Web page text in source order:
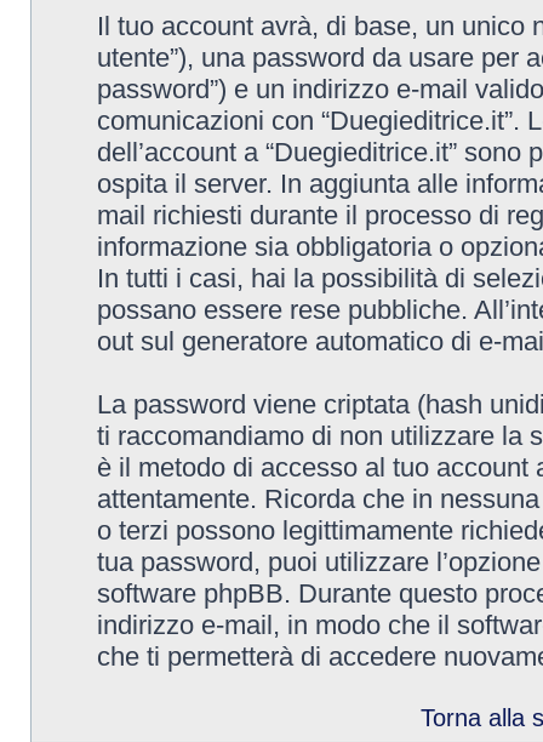
Il tuo account avrà, di base, un unico
utente”), una password da usare per
password”) e un indirizzo e-mail
comunicazioni con “Duegieditrice.it”.
dell’account a “Duegieditrice.it”
ospita il server. In aggiunta alle
mail richiesti durante il processo di
informazione sia obbligatoria o
In tutti i casi, hai la possibilità di
possano essere rese pubbliche.
out sul generatore automatico di e-
La password viene criptata (hash
ti raccomandiamo di non utilizzare la
è il metodo di accesso al tuo account
attentamente. Ricorda che in
o terzi possono legittimamente
tua password, puoi utilizzare
software phpBB. Durante questo
indirizzo e-mail, in modo che il
che ti permetterà di accedere
Torna alla